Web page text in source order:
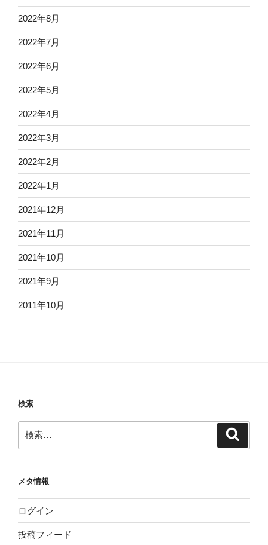
2022年8月
2022年7月
2022年6月
2022年5月
2022年4月
2022年3月
2022年2月
2022年1月
2021年12月
2021年11月
2021年10月
2021年9月
2011年10月
検索
索:
メタ情報
ログイン
投稿フィード